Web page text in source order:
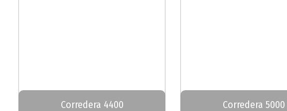
Corredera 4400 Corredera 5000